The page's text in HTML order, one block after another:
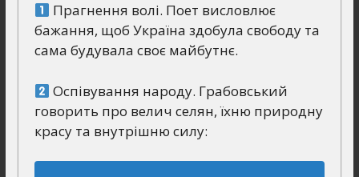
Прагнення волі. Поет висловлює
бажання, щоб Україна здобула свободу та
сама будувала своє майбутнє.
Оспівування народу. Грабовський
говорить про велич селян, їхню природну
красу та внутрішню силу: